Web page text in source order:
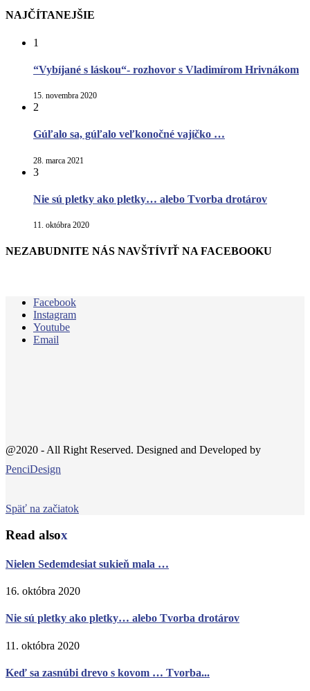
NAJČÍTANEJŠIE
1
“Vybíjané s láskou“- rozhovor s Vladimírom Hrivnákom
15. novembra 2020
2
Gúľalo sa, gúľalo veľkonočné vajíčko …
28. marca 2021
3
Nie sú pletky ako pletky… alebo Tvorba drotárov
11. októbra 2020
NEZABUDNITE NÁS NAVŠTÍVIŤ NA FACEBOOKU
Facebook
Instagram
Youtube
Email
@2020 - All Right Reserved. Designed and Developed by
PenciDesign
Späť na začiatok
Read alsox
Nielen Sedemdesiat sukieň mala …
16. októbra 2020
Nie sú pletky ako pletky… alebo Tvorba drotárov
11. októbra 2020
Keď sa zasnúbi drevo s kovom … Tvorba...